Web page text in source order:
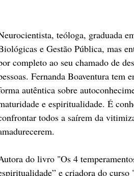
teóloga, graduada
e Gestão Pública, mas
completo ao seu chamado de
Fernanda Boaventura tem
autêntica sobre
e espiritualidade. É
todos a saírem da
do livro "Os 4
e criadora do curso